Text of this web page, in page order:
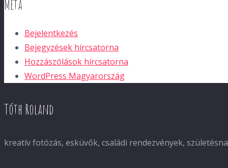
Meta
Bejelentkezés
Bejegyzések hírcsatorna
Hozzászólások hírcsatorna
WordPress Magyarország
Tóth Roland
kreatív fotózás, esküvők, családi rendezvények,